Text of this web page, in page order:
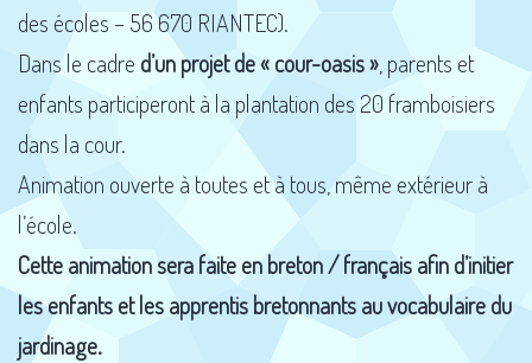
des écoles – 56 670 RIANTEC).
Dans le cadre d’un projet de « cour-oasis » , parents et
enfants participeront à la plantation des 20 framboisiers
dans la cour.
Animation ouverte à toutes et à tous, même extérieur à
l’école.
Cette animation sera faite en breton / français afin d’initier
les enfants et les apprentis bretonnants au vocabulaire du
jardinage.